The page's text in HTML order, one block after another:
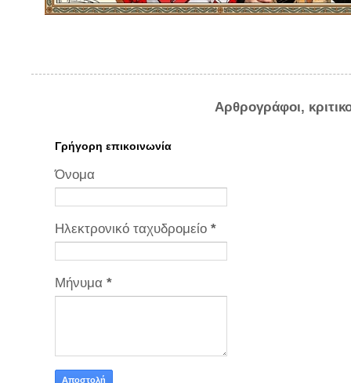
Αρθρογράφοι,
Γρήγορη επικοινωνία
Όνομα
Ηλεκτρονικό ταχυδρομείο *
Μήνυμα *